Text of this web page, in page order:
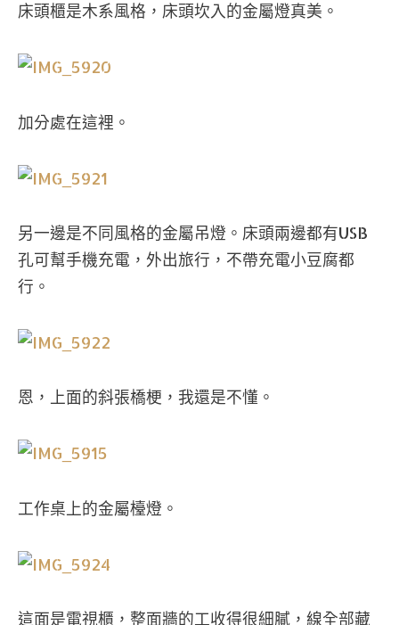
床頭櫃是木系風格，床頭坎入的金屬燈真美。
加分處在這裡。
另一邊是不同風格的金屬吊燈。床頭兩邊都有USB
孔可幫手機充電，外出旅行，不帶充電小豆腐都
行。
恩，上面的斜張橋梗，我還是不懂。
工作桌上的金屬檯燈。
這面是電視櫃，整面牆的工收得很細膩，線全部藏